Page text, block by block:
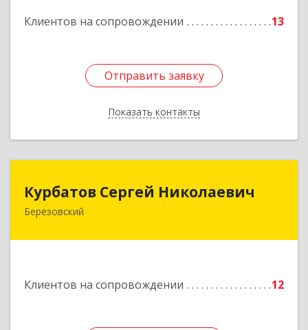
Клиентов на сопровождении 13
Отправить заявку
Показать контакты
Отправить заявку
Назад
Курбатов Сергей Николаевич
Березовский
Клиентов на сопровождении 12
Курбатов Сергей Николаевич